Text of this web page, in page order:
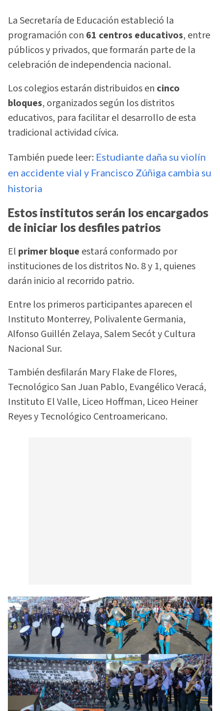
La Secretaría de Educación estableció la
programación con 61 centros educativos, entre
públicos y privados, que formarán parte de la
celebración de independencia nacional.
Los colegios estarán distribuidos en cinco
bloques, organizados según los distritos
educativos, para facilitar el desarrollo de esta
tradicional actividad cívica.
También puede leer: Estudiante daña su violín
en accidente vial y Francisco Zúñiga cambia su
historia
Estos institutos serán los encargados
de iniciar los desfiles patrios
El primer bloque estará conformado por
instituciones de los distritos No. 8 y 1, quienes
darán inicio al recorrido patrio.
Entre los primeros participantes aparecen el
Instituto Monterrey, Polivalente Germania,
Alfonso Guillén Zelaya, Salem Secót y Cultura
Nacional Sur.
También desfilarán Mary Flake de Flores,
Tecnológico San Juan Pablo, Evangélico Veracá,
Instituto El Valle, Liceo Hoffman, Liceo Heiner
Reyes y Tecnológico Centroamericano.